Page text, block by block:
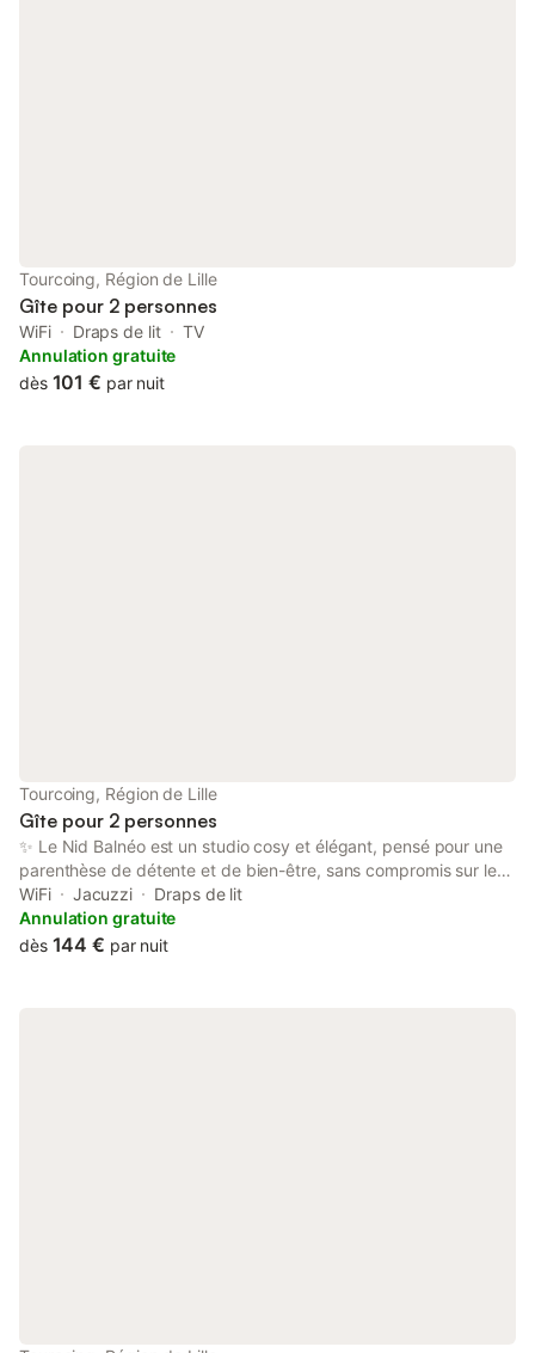
Tourcoing, Région de Lille
Gîte pour 2 personnes
WiFi Draps de lit
TV
Annulation gratuite
dès 101 € par nuit
Tourcoing, Région de Lille
Gîte pour 2 personnes
✨ Le Nid Balnéo est un studio cosy et élégant, pensé pour une
parenthèse de détente et de bien-être, sans compromis sur le
confort. 🛁 Balnéo double pour un moment de relaxation absolue
🛏️ Lit confortable avec linge et serviettes fournis 📺 TV écran
plat & Wifi haut débit 🚿 Salle d’eau moderne avec douche
accompagné d’une chambre à l’étage. La pièce de vie
WiFi Jacuzzi
Draps de lit
Annulation gratuite
dès 144 € par nuit